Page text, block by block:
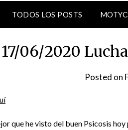
TODOS LOS POSTS
17/06/2020
Posted on
que he visto del buen Psicosis